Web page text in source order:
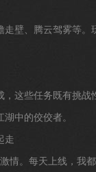
壁、腾云驾雾等
这些任务既有挑
中的佼佼者。
走
情。每天上线，我